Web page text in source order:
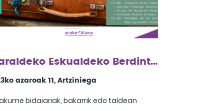
Aiaraldeko Eskualdeko Berdintasun Topaketa
azaroak 11, Artziniega
bidaiariak, bakarrik edo taldean